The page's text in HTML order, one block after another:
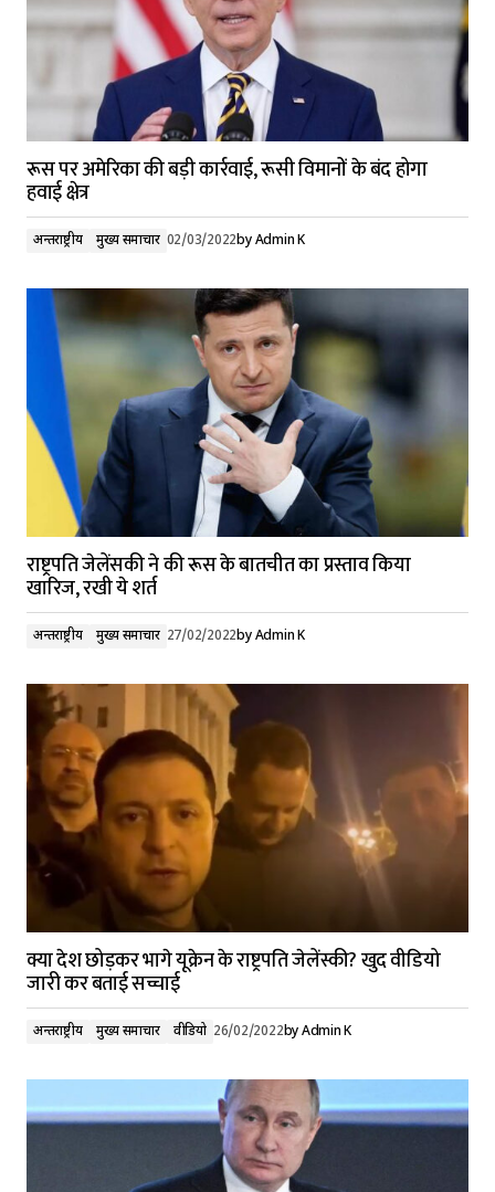
रूस पर अमेरिका की बड़ी कार्रवाई, रूसी विमानों के बंद होगा
हवाई क्षेत्र
अन्तर्राष्ट्रीय मुख्य समाचार 02/03/2022by Admin K
राष्ट्रपति जेलेंसकी ने की रूस के बातचीत का प्रस्ताव किया
खारिज, रखी ये शर्त
अन्तर्राष्ट्रीय मुख्य समाचार 27/02/2022by Admin K
क्या देश छोड़कर भागे यूक्रेन के राष्ट्रपति जेलेंस्की? खुद वीडियो
जारी कर बताई सच्चाई
अन्तर्राष्ट्रीय मुख्य समाचार वीडियो 26/02/2022byAdmin K